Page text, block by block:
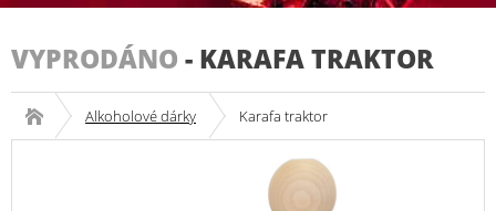
VYPRODÁNO - KARAFA TRAKTOR
Alkoholové dárky Karafa traktor